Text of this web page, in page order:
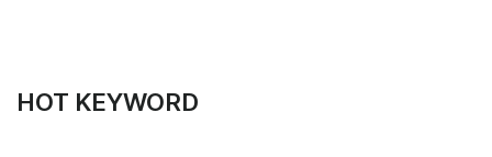
HOT KEYWORD